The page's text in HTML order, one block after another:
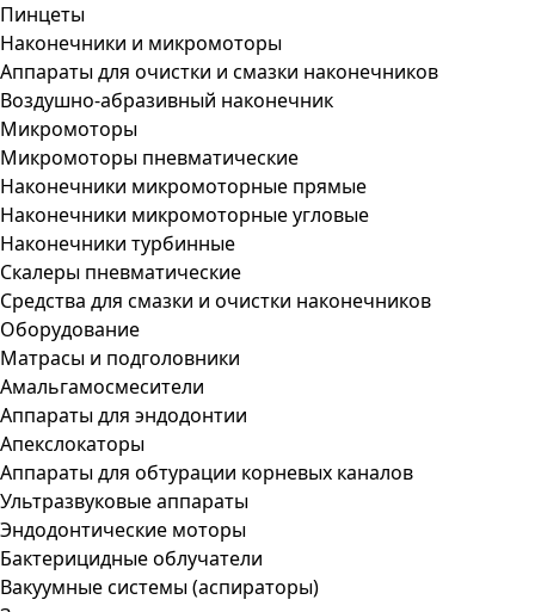
Пинцеты
Наконечники и микромоторы
Аппараты для очистки и смазки наконечников
Воздушно-абразивный наконечник
Микромоторы
Микромоторы пневматические
Наконечники микромоторные прямые
Наконечники микромоторные угловые
Наконечники турбинные
Скалеры пневматические
Средства для смазки и очистки наконечников
Оборудование
Матрасы и подголовники
Амальгамосмесители
Аппараты для эндодонтии
Апекслокаторы
Аппараты для обтурации корневых каналов
Ультразвуковые аппараты
Эндодонтические моторы
Бактерицидные облучатели
Вакуумные системы (аспираторы)